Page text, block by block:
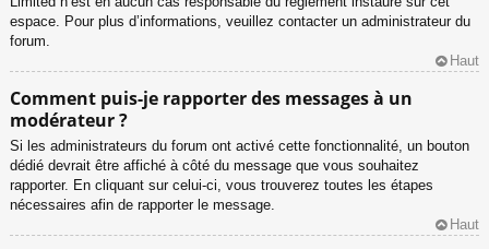
espace. Pour plus d’informations, veuillez contacter un administrateur du
forum.
Haut
Comment puis-je rapporter des messages à un
modérateur ?
Si les administrateurs du forum ont activé cette fonctionnalité, un bouton
dédié devrait être affiché à côté du message que vous souhaitez
rapporter. En cliquant sur celui-ci, vous trouverez toutes les étapes
nécessaires afin de rapporter le message.
Haut